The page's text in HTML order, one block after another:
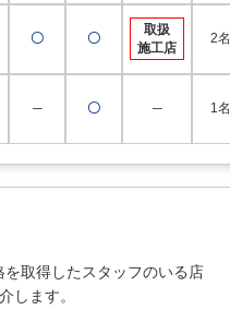
〇 〇
取扱
施工店
2名
─ 〇 ─ 1名
取得したスタッフのいる店
します。